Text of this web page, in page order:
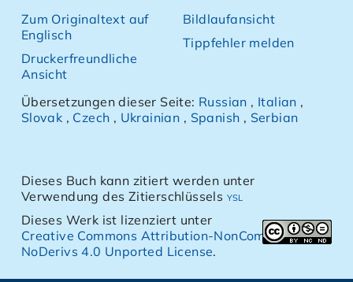
Zum Originaltext auf
Englisch
Druckerfreundliche
Ansicht
Bildlaufansicht
Tippfehler melden
Übersetzungen dieser Seite: Russian , Italian ,
Slovak , Czech , Ukrainian , Spanish , Serbian
Dieses Buch kann zitiert werden unter
Verwendung des Zitierschlüssels ysl
Dieses Werk ist lizenziert unter
Creative Commons Attribution-NonCommercial-
NoDerivs 4.0 Unported License.